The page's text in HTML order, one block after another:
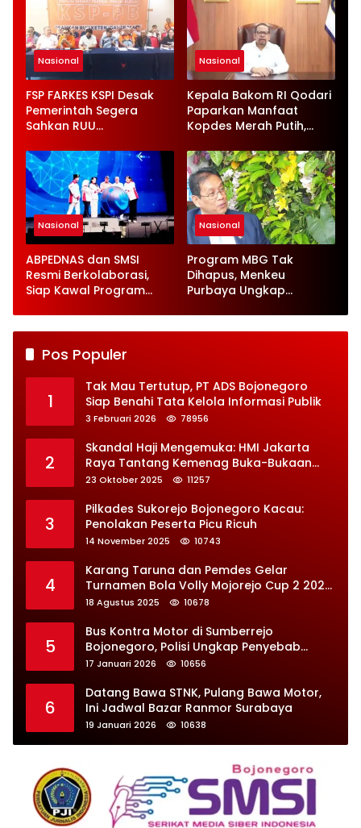
Nasional
FSP FARKES KSPI Desak
Pemerintah Segera
Sahkan RUU
Nasional
Kepala Bakom RI Qodari
Paparkan Manfaat
Kopdes Merah Putih,
Kerja
Nasional
ABPEDNAS dan SMSI
Resmi Berkolaborasi,
Siap Kawal Program
Nasional
Program MBG Tak
Dihapus, Menkeu
Purbaya Ungkap
besaran
Pos Populer
1
Tak Mau Tertutup, PT ADS Bojonegoro
Siap Benahi Tata Kelola Informasi Publik
3 Februari 2026 78956
2
Skandal Haji Mengemuka: HMI Jakarta
Raya Tantang Kemenag Buka-Bukaan
Soal Kontrak Syarekah Bermasalah
23 Oktober 2025 11257
3
Pilkades Sukorejo Bojonegoro Kacau:
Penolakan Peserta Picu Ricuh
14 November 2025 10743
4
Karang Taruna dan Pemdes Gelar
Turnamen Bola Volly Mojorejo Cup 2 2025,
Diikuti 28 Tim
18 Agustus 2025 10678
5
Bus Kontra Motor di Sumberrejo
Bojonegoro, Polisi Ungkap Penyebab
Kecelakaan
17 Januari 2026 10656
6
Datang Bawa STNK, Pulang Bawa Motor,
Ini Jadwal Bazar Ranmor Surabaya
19 Januari 2026 10638